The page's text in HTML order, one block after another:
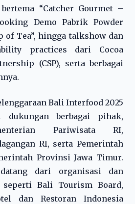
“Catcher Gourmet –
Demo Pabrik Powder
of Tea”, hingga talkshow dan
practices dari Cocoa
(CSP), serta berbagai
Bali Interfood 2025
berbagai pihak,
Pariwisata RI,
RI, serta Pemerintah
Provinsi Jawa Timur.
dari organisasi dan
Bali Tourism Board,
dan Restoran Indonesia